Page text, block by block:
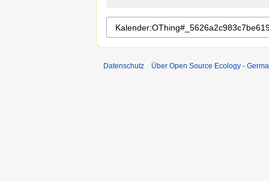
Datenschutz Über Open Source Ecology -